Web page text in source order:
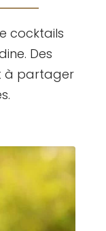
cocktails
Des
à partager